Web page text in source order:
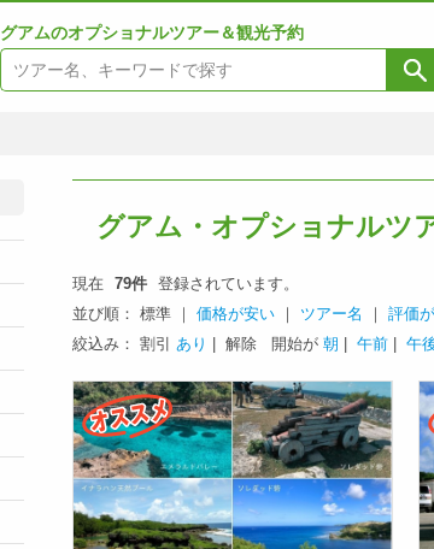
グアムのオプショナルツアー＆観光予約
グアム・オプショナルツ
現在 79件 登録されています。
並び順： 標準 ｜ 価格が安い ｜ ツアー名 ｜ 評価
絞込み： 割引 あり | 解除 開始が 朝 午前 午